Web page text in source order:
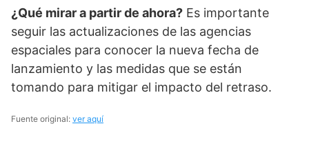
¿Qué mirar a partir de ahora? Es importante
seguir las actualizaciones de las agencias
espaciales para conocer la nueva fecha de
lanzamiento y las medidas que se están
tomando para mitigar el impacto del retraso.
Fuente original: ver aquí